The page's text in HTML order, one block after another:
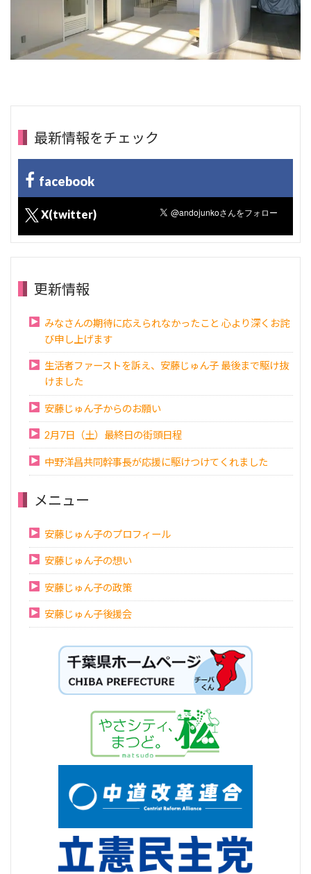
最新情報をチェック
facebook
X(twitter)
更新情報
みなさんの期待に応えられなかったこと 心より深くお詫
び申し上げます
生活者ファーストを訴え、安藤じゅん子 最後まで駆け抜
けました
安藤じゅん子からのお願い
2月7日（土）最終日の街頭日程
中野洋昌共同幹事長が応援に駆けつけてくれました
メニュー
安藤じゅん子のプロフィール
安藤じゅん子の想い
安藤じゅん子の政策
安藤じゅん子後援会